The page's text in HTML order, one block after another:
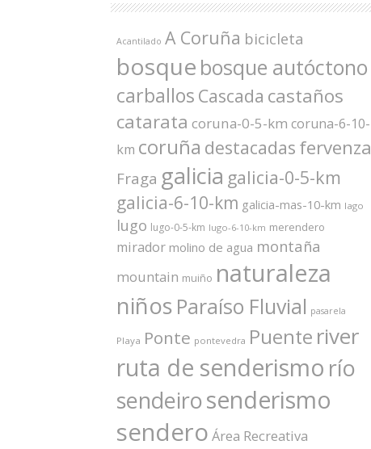
Acantilado A Coruña bicicleta
bosque bosque autóctono
carballos Cascada castaños
catarata coruna-0-5-km coruna-6-10-
km coruña destacadas fervenza
Fraga galicia galicia-0-5-km
galicia-6-10-km galicia-mas-10-km lago
lugo lugo-0-5-km lugo-6-10-km merendero
mirador molino de agua montaña
mountain muiño naturaleza
niños Paraíso Fluvial pasarela
Playa Ponte pontevedra Puente river
ruta de senderismo río
sendeirosenderismo
sendero Área Recreativa